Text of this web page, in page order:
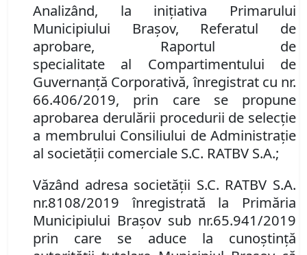
Analizând, la inițiativa Primarului
Municipiului Brașov, Referatul de
aprobare, Raportul de
specialitate al Compartimentului de
Guvernanţă Corporativă, înregistrat cu nr.
66.406/2019, prin care se propune
aprobarea derulării procedurii de selecţie
a membrului Consiliului de Administraţie
al societăţii comerciale S.C. RATBV S.A.;
Văzând adresa societăţii S.C. RATBV S.A.
nr.8108/2019 înregistrată la Primăria
Municipiului Braşov sub nr.65.941/2019
prin care se aduce la cunoştinţă